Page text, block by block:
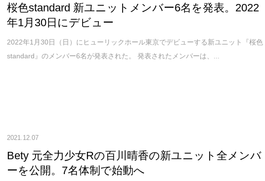
桜色standard 新ユニットメンバー6名を発表。2022
年1月30日にデビュー
2022年1月30日（日）にヒューリックホール東京でデビューする新ユニット『桜色
standard』のメンバー6名が発表された。 発表されたメンバーは、...
2021.12.07
Bety 元全力少女Rの百川晴香の新ユニット全メンバ
ーを公開。7名体制で始動へ